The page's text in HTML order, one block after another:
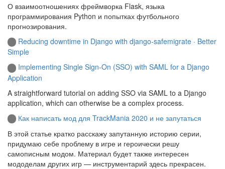
О взаимоотношениях фреймворка Flask, языка
программирования Python и попытках футбольного
прогнозирования.
Reducing downtime in Django with django-safemigrate · Better
Simple
Implementing Single Sign-On (SSO) with SAML for a Django
Application
A straightforward tutorial on adding SSO via SAML to a Django
application, which can otherwise be a complex process.
Как написать мод для TrackMania 2020 и не запутаться
В этой статье кратко расскажу запутанную историю серии,
придумаю себе проблему в игре и героически решу
самописным модом. Материал будет также интересен
мододелам других игр — инструментарий здесь прекрасен.